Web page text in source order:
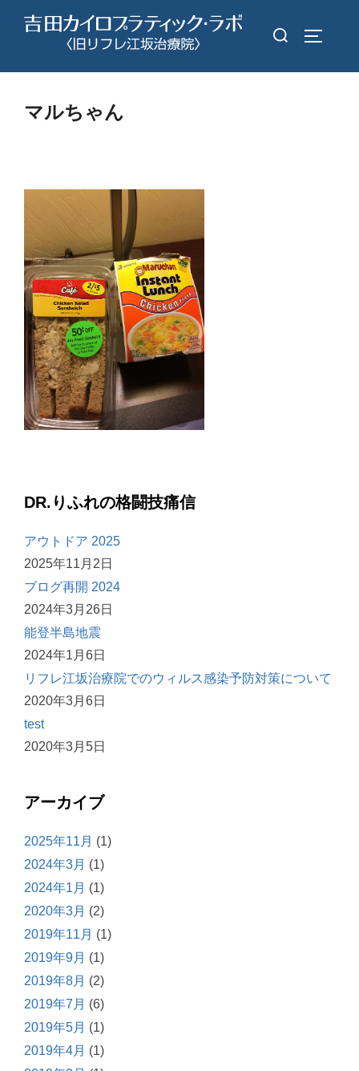
検
対
マルちゃん
DR.りふれの格闘技痛信
アウトドア 2025
2025年11月2日
ブログ再開 2024
2024年3月26日
能登半島地震
2024年1月6日
リフレ江坂治療院でのウィルス感染予防対策について
2020年3月6日
test
2020年3月5日
アーカイブ
2025年11月 (1)
2024年3月 (1)
2024年1月 (1)
2020年3月 (2)
2019年11月 (1)
2019年9月 (1)
2019年8月 (2)
2019年7月 (6)
2019年5月 (1)
2019年4月 (1)